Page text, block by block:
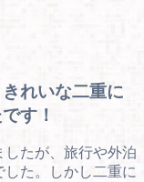
れいな二重に
す！
たが、旅行や外泊
た。しかし二重に